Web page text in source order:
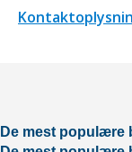
De mest populære